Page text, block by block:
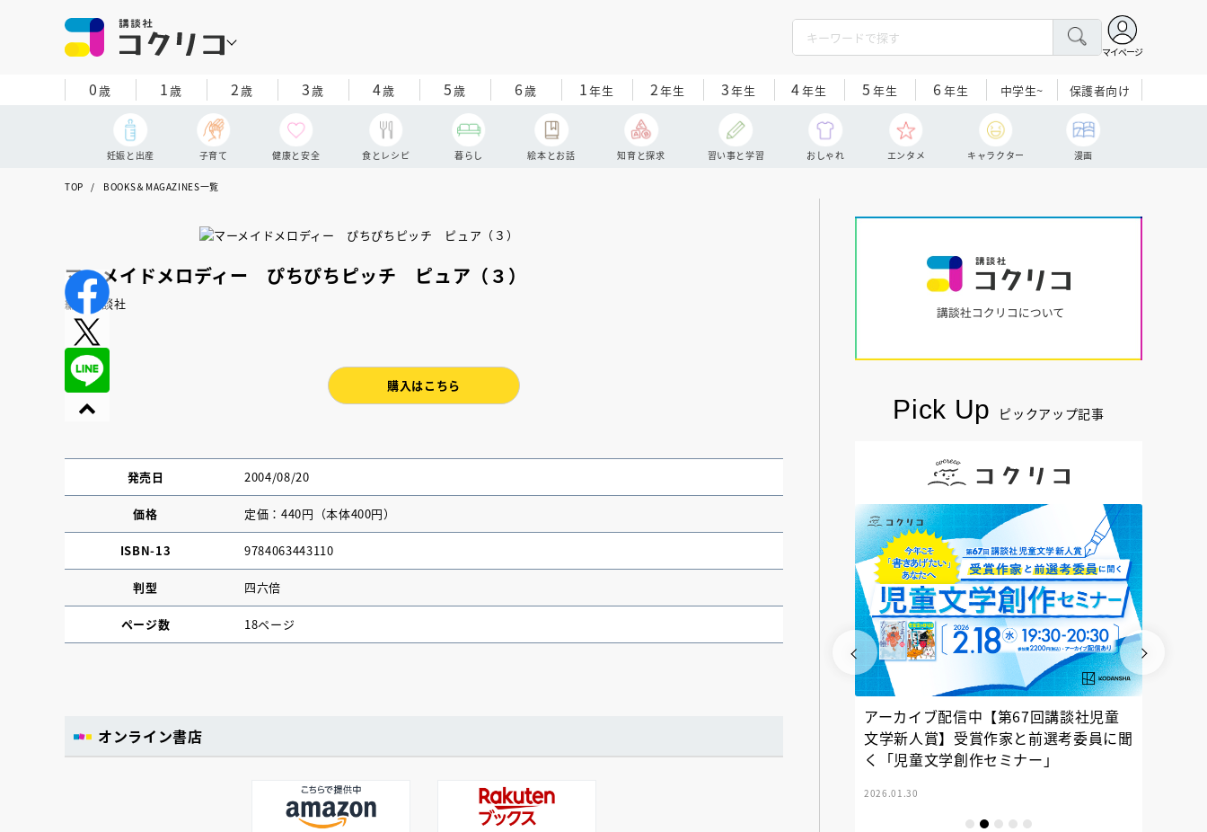
マイページ
0歳 1歳 2歳 3歳 4歳 5歳 6歳 1年生 2年生 3年生 4年生 5 年生 6年生 中学生~ 保護者向け
妊娠と出産 子育て 健康と安全 食とレシピ 暮らし 絵本とお話 知育と探求 習い事と学習 おしゃれ エンタメ キャラクター 漫画
TOP BOOKS＆MAGAZINES一覧
マーメイドメロディー ぴちぴちピッチ ピュア（３）
編：講談社
購入はこちら
発売日 2004/08/20
価格 定価：440円（本体400円）
ISBN-13 9784063443110
判型 四六倍
ページ数 18ページ
オンライン書店
Pick Up ピックアップ記事
2025.02.17
アーカイブ配信中【第67回講談社児童
文学新人賞】受賞作家と前選考委員に聞
く「児童文学創作セミナー」
2026.01.30